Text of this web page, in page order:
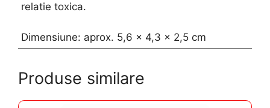
relatie toxica.
Dimensiune: aprox. 5,6 x 4,3 x 2,5 cm
Produse similare